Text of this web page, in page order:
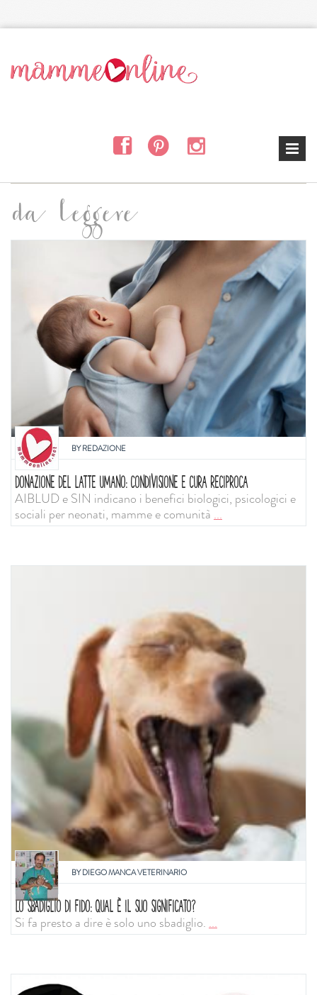
da leggere
BYREDAZIONE
DONAZIONE DEL LATTE UMANO: CONDIVISIONE E CURA RECIPROCA
AIBLUD e SIN indicano i benefici biologici, psicologici e
sociali per neonati, mamme e comunità...
BYDIEGO MANCA VETERINARIO
LO SBADIGLIO DI FIDO: QUAL È IL SUO SIGNIFICATO?
Si fa presto a dire è solo uno sbadiglio....